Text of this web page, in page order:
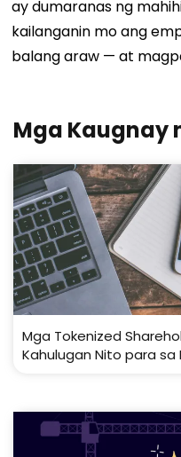
ay dumaranas ng
kailanganin mo ang
balang araw — at
Mga Kaugnay
Mga Tokenized
Kahulugan Nito para sa